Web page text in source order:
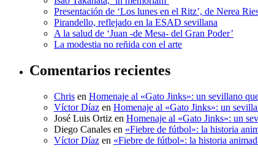
Presentación de ‘Los lunes en el Ritz’, de Nerea
Pirandello, reflejado en la ESAD sevillana
A la salud de ‘Juan -de Mesa- del Gran Poder’
La modestia no reñida con el arte
Comentarios recientes
Chris en Homenaje al «Gato Jinks»: un sevillano
Víctor Díaz en Homenaje al «Gato Jinks»: un
José Luis Ortiz en Homenaje al «Gato Jinks»: un
Diego Canales en «Fiebre de fútbol»: la historia
Víctor Díaz en «Fiebre de fútbol»: la historia